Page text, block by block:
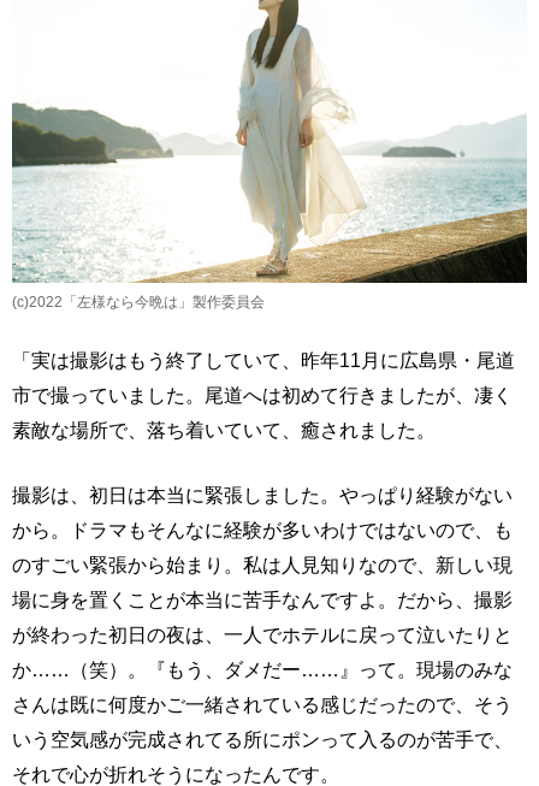
(c)2022「左様なら今晩は」製作委員会
「実は撮影はもう終了していて、昨年11月に広島県・尾道
市で撮っていました。尾道へは初めて行きましたが、凄く
素敵な場所で、落ち着いていて、癒されました。
撮影は、初日は本当に緊張しました。やっぱり経験がない
から。ドラマもそんなに経験が多いわけではないので、も
のすごい緊張から始まり。私は人見知りなので、新しい現
場に身を置くことが本当に苦手なんですよ。だから、撮影
が終わった初日の夜は、一人でホテルに戻って泣いたりと
か……（笑）。『もう、ダメだー……』って。現場のみな
さんは既に何度かご一緒されている感じだったので、そう
いう空気感が完成されてる所にポンって入るのが苦手で、
それで心が折れそうになったんです。